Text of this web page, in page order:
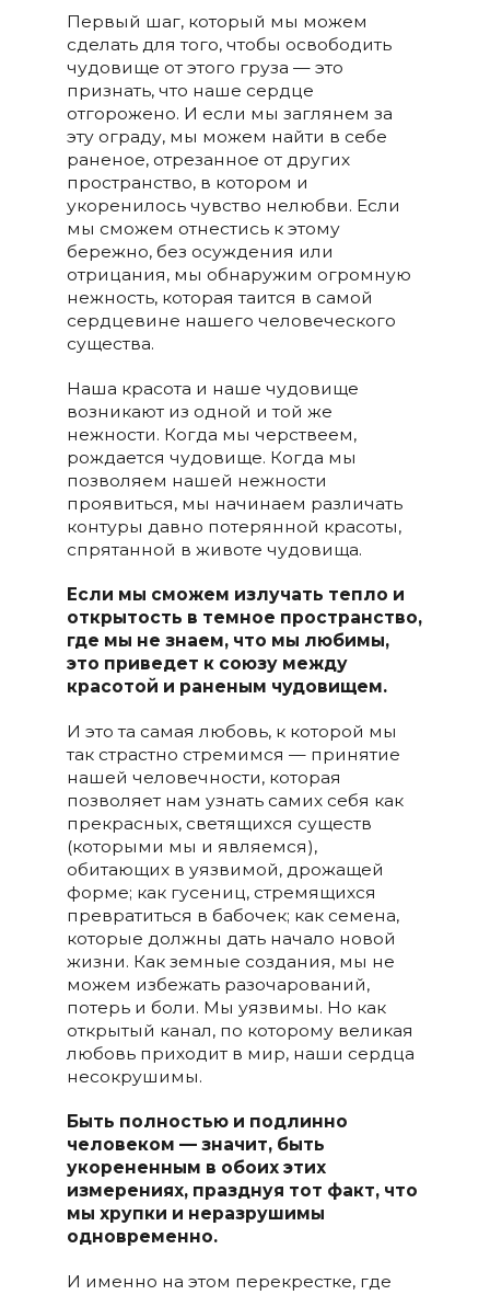
Первый шаг, который мы можем
сделать для того, чтобы освободить
чудовище от этого груза — это
признать, что наше сердце
отгорожено. И если мы заглянем за
эту ограду, мы можем найти в себе
раненое, отрезанное от других
пространство, в котором и
укоренилось чувство нелюбви. Если
мы сможем отнестись к этому
бережно, без осуждения или
отрицания, мы обнаружим огромную
нежность, которая таится в самой
сердцевине нашего человеческого
существа.
Наша красота и наше чудовище
возникают из одной и той же
нежности. Когда мы черствеем,
рождается чудовище. Когда мы
позволяем нашей нежности
проявиться, мы начинаем различать
контуры давно потерянной красоты,
спрятанной в животе чудовища.
Если мы сможем излучать тепло и
открытость в темное пространство,
где мы не знаем, что мы любимы,
это приведет к союзу между
красотой и раненым чудовищем.
И это та самая любовь, к которой мы
так страстно стремимся — принятие
нашей человечности, которая
позволяет нам узнать самих себя как
прекрасных, светящихся существ
(которыми мы и являемся),
обитающих в уязвимой, дрожащей
форме; как гусениц, стремящихся
превратиться в бабочек; как семена,
которые должны дать начало новой
жизни. Как земные создания, мы не
можем избежать разочарований,
потерь и боли. Мы уязвимы. Но как
открытый канал, по которому великая
любовь приходит в мир, наши сердца
несокрушимы.
Быть полностью и подлинно
человеком — значит, быть
укорененным в обоих этих
измерениях, празднуя тот факт, что
мы хрупки и неразрушимы
одновременно.
И именно на этом перекрестке, где